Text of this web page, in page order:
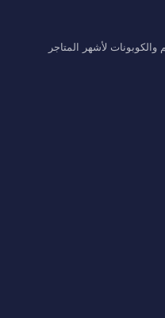
لأشهر المتاجر